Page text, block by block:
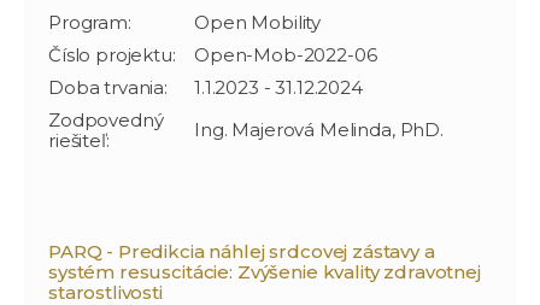
Program:
Open Mobility
Číslo projektu:
Open-Mob-2022-06
Doba trvania:
1.1.2023 - 31.12.2024
Zodpovedný
riešiteľ:
Ing. Majerová Melinda, PhD.
PARQ - Predikcia náhlej srdcovej zástavy a
systém resuscitácie: Zvýšenie kvality zdravotnej
starostlivosti